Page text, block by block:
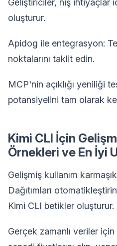
Geliştiriciler, niş ihtiyaçlar
oluşturur.
Apidog ile entegrasyon:
noktalarını taklit edin.
MCP'nin açıklığı yeniliği
potansiyelini tam olarak
Kimi CLI İçin
Örnekleri ve En İyi
Gelişmiş kullanım
Dağıtımları
Kimi CLI betikler oluşturur.
Gerçek zamanlı veriler